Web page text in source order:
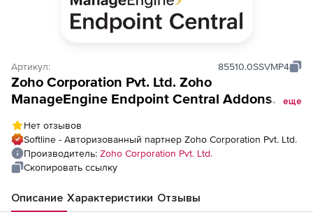
Артикул: 85510.0SSVMP4
Zoho Corporation Pvt. Ltd. Zoho
ManageEngine Endpoint Central Addons
Vulnerability Management), fee for 100
Servers and Single User License
еще
Нет отзывов
Softline - Авторизованный партнер Zoho Corporation Pvt. Ltd.
Производитель: Zoho Corporation Pvt. Ltd.
Скопировать ссылку
Описание Характеристики Отзывы